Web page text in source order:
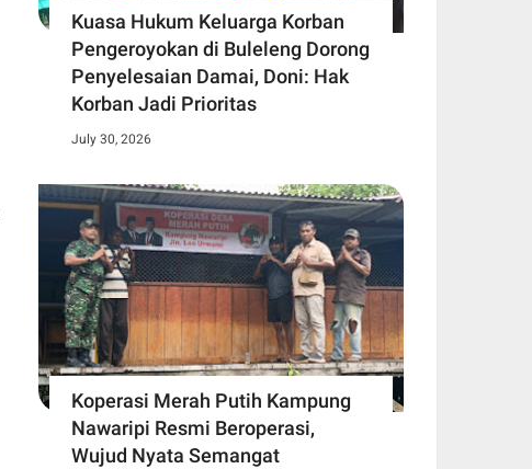
Kuasa Hukum Keluarga Korban
Pengeroyokan di Buleleng Dorong
Penyelesaian Damai, Doni: Hak
Korban Jadi Prioritas
July 30, 2026
Koperasi Merah Putih Kampung
Nawaripi Resmi Beroperasi,
Wujud Nyata Semangat